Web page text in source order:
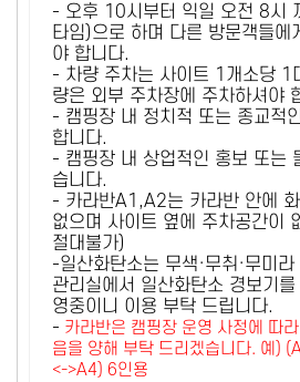
- 오후 10시부터 익일 오전 8시
타임)으로 하며 다른 방문객들에
야 합니다.
- 차량 주차는 사이트 1개소당 1
량은 외부 주차장에 주차하셔야
- 캠핑장 내 정치적 또는 종교적
합니다.
- 캠핑장 내 상업적인 홍보 또는
습니다.
- 카라반A1,A2는 카라반 안에 화
없으며 사이트 옆에 주차공간이
절대불가)
-일산화탄소는 무색·무취·무미
관리실에서 일산화탄소 경보기
영중이니 이용 부탁 드립니다.
- 카라반은 캠핑장 운영 사정에 따
음을 양해 부탁 드리겠습니다. 예)
<->A4) 6인용